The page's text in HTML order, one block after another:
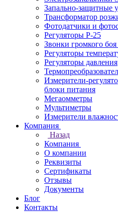
Запально-защитные
Трансформатор
Фотодатчики и
Регуляторы Р-25
Звонки громкого
Регуляторы
Регуляторы давления
Измерители-
блоки питания
Мегаомметры
Мультиметры
Измерители
Компания
Назад
Компания
О компании
Реквизиты
Сертификаты
Отзывы
Документы
Блог
Контакты